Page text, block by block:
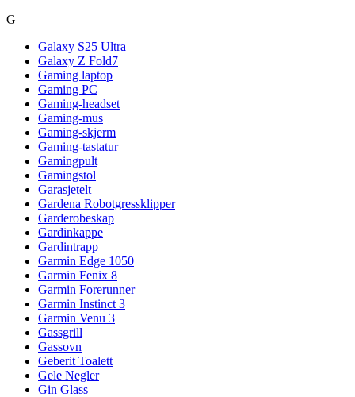
G
Galaxy S25 Ultra
Galaxy Z Fold7
Gaming laptop
Gaming PC
Gaming-headset
Gaming-mus
Gaming-skjerm
Gaming-tastatur
Gamingpult
Gamingstol
Garasjetelt
Gardena Robotgressklipper
Garderobeskap
Gardinkappe
Gardintrapp
Garmin Edge 1050
Garmin Fenix 8
Garmin Forerunner
Garmin Instinct 3
Garmin Venu 3
Gassgrill
Gassovn
Geberit Toalett
Gele Negler
Gin Glass